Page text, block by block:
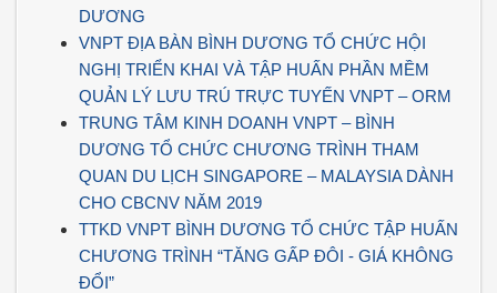
DƯƠNG
VNPT ĐỊA BÀN BÌNH DƯƠNG TỔ CHỨC HỘI
NGHỊ TRIỂN KHAI VÀ TẬP HUẤN PHẦN MỀM
QUẢN LÝ LƯU TRÚ TRỰC TUYẾN VNPT – ORM
TRUNG TÂM KINH DOANH VNPT – BÌNH
DƯƠNG TỔ CHỨC CHƯƠNG TRÌNH THAM
QUAN DU LỊCH SINGAPORE – MALAYSIA DÀNH
CHO CBCNV NĂM 2019
TTKD VNPT BÌNH DƯƠNG TỔ CHỨC TẬP HUẤN
CHƯƠNG TRÌNH “TĂNG GẤP ĐÔI - GIÁ KHÔNG
ĐỔI”